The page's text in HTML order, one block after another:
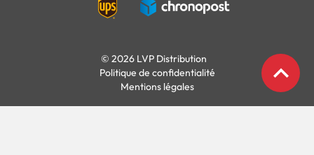
expand_less
© 2026 LVP Distribution
Politique de confidentialité
Mentions légales